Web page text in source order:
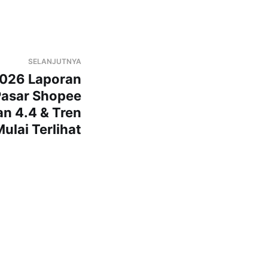
SELANJUTNYA
Laporan
Shopee
4.4 & Tren
Terlihat